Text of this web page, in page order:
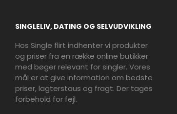
SINGLELIV, DATING OG SELVUDVIKLING
Hos Single flirt indhenter vi produkter
og priser fra en række online butikker
med bøger relevant for singler. Vores
mål er at give information om bedste
priser, lagterstaus og fragt. Der tages
forbehold for fejl.